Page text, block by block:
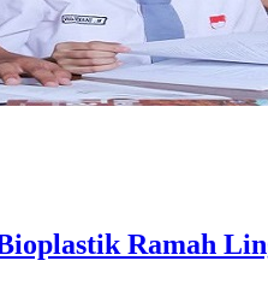
Ramah